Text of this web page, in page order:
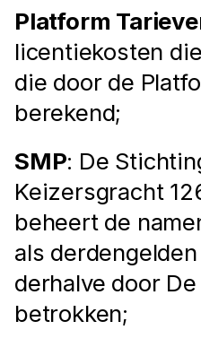
Platform
licentiekosten
die door de
berekend;
SMP: De
Keizersgracht
beheert de
als
derhalve door
betrokken;